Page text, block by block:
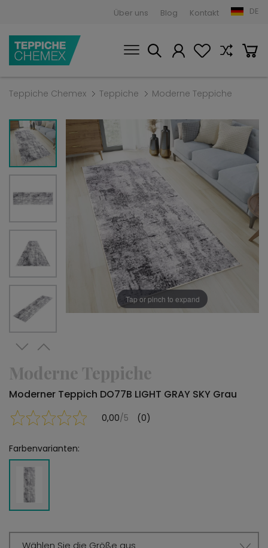
Über uns Blog Kontakt DE
Teppiche Chemex Teppiche Moderne Teppiche
Tap or pinch to expand
Moderne Teppiche
Moderner Teppich DO77B LIGHT GRAY SKY Grau
0,00/5 (0)
Farbenvarianten:
Wählen Sie die Größe aus